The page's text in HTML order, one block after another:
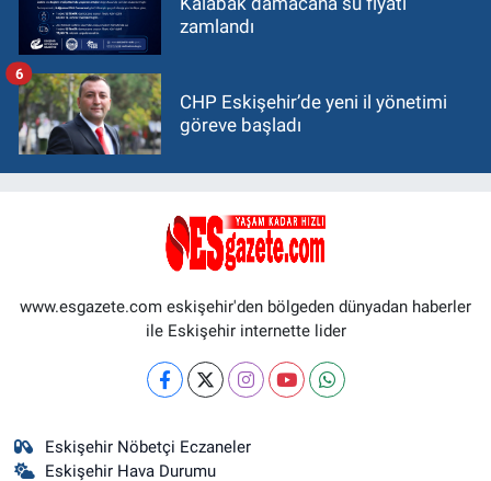
zamlandı
CHP Eskişehir’de yeni il yönetimi
göreve başladı
6
www.esgazete.com eskişehir'den bölgeden dünyadan haberler
ile Eskişehir internette lider
Eskişehir Nöbetçi Eczaneler
Eskişehir Hava Durumu